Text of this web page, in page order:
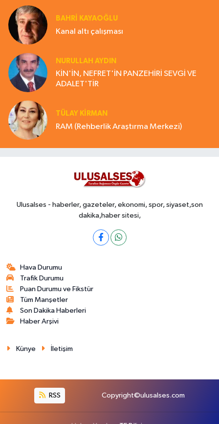
BAHRI KAYAOĞLU
Kanal altı çalışması
NURULLAH AYDIN
KİN'İN, NEFRET'İN PANZEHİRİ SEVGİ VE
ADALET'TİR
TÜLAY KİRMAN
RAM (Rehberlik Araştırma Merkezi)
Ulusalses - haberler, gazeteler, ekonomi, spor, siyaset,son
dakika,haber sitesi,
Hava Durumu
Trafik Durumu
Puan Durumu ve Fikstür
Tüm Manşetler
Son Dakika Haberleri
Haber Arşivi
Künye İletişim
RSS Copyright©ulusalses.com